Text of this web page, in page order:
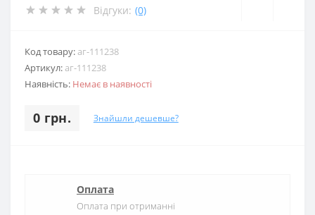
Відгуки: (0)
Код товару: аг-111238
Артикул: аг-111238
Наявність: Немає в наявності
0 грн. Знайшли дешевше?
Оплата
Оплата при отриманні